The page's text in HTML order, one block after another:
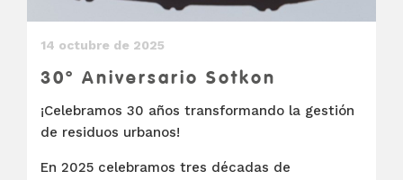
14 octubre de 2025
30º Aniversario Sotkon
¡Celebramos 30 años transformando la gestión
de residuos urbanos!
En 2025 celebramos tres décadas de